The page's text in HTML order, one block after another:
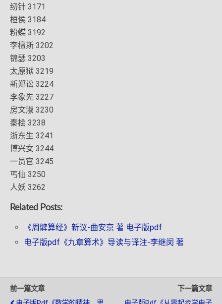
纫针 3171
桓侯 3184
粉蝶 3192
李檀斯 3202
锦瑟 3203
太原狱 3219
新郑讼 3224
李象先 3227
房文淑 3230
秦桧 3238
浙东生 3241
博兴女 3244
一员官 3245
丐仙 3250
人妖 3262
Related Posts:
《周髀算经》新议-曲安京 著 电子版pdf
电子版pdf《九章算术》导读与译注-李继闵 著
前一篇文章
下一篇文章